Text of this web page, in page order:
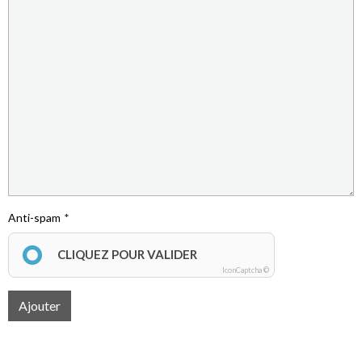
Anti-spam
CLIQUEZ POUR VALIDER
IconCaptcha ©
Ajouter